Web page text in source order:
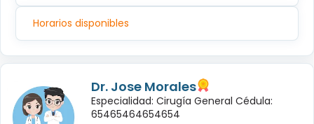
Horarios disponibles
Dr. Jose Morales
Especialidad: Cirugía General Cédula:
65465464654654